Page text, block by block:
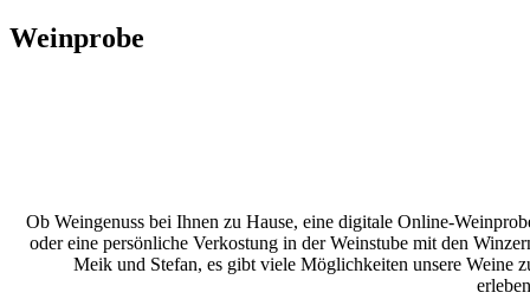
Weinprobe
Ob Weingenuss bei Ihnen zu Hause, eine digitale Online-
oder eine persönliche Verkostung in der Weinstube mit den
Meik und Stefan, es gibt viele Möglichkeiten unsere Weine